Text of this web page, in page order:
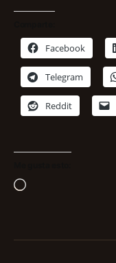
Facebook
Telegram
Reddit
Cargando...